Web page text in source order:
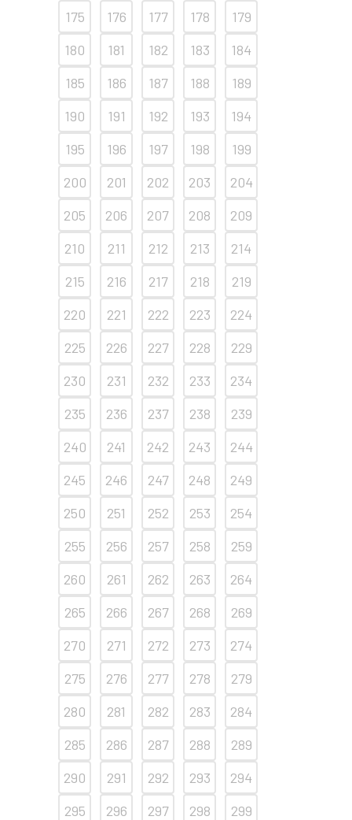
175
176 177 178
179
180
181 182 183
184
185
186 187 188
189
190
191 192 193
194
195
196 197 198
199
200
201 202 203
204
205
206 207 208
209
210
211 212 213
214
215
216 217 218
219
220
221 222 223
224
225
226 227 228
229
230
231 232 233
234
235
236 237 238
239
240
241 242 243
244
245
246 247 248
249
250
251 252 253
254
255
256 257 258
259
260
261 262 263
264
265
266 267 268
269
270
271 272 273
274
275
276 277 278
279
280
281 282 283
284
285
286 287 288
289
290
291 292 293
294
295
296 297 298
299